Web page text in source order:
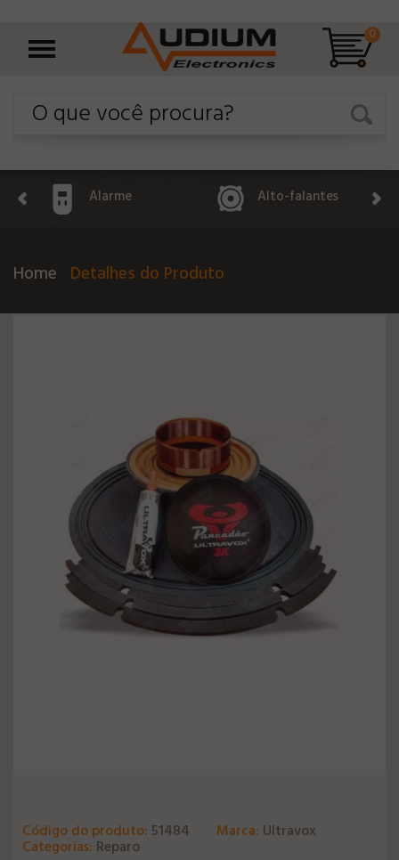
0
Alarme Alto-falantes
Home Detalhes do Produto
Código do produto: 51484 Marca: Ultravox
Categorias: Reparo